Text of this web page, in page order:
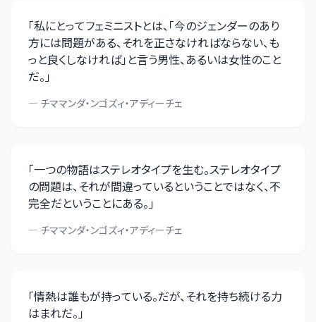
「私にとってフェミニストとは、「今のジェンダーのあり
方には問題がある、それを正さなければならない、も
っと良くしなければ」と言う男性、あるいは女性のこと
だ。」
— チママンダ・ンゴズィ・アディーチェ
「一つの物語はステレオタイプを生む。ステレオタイプ
の問題は、それが間違っているということではなく、不
完全だということにある。」
— チママンダ・ンゴズィ・アディーチェ
「情熱は誰もが持っている。だが、それを持ち続ける力
はまれだ。」